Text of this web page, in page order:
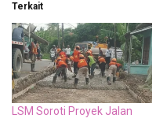
Terkait
LSM Soroti Proyek Jalan